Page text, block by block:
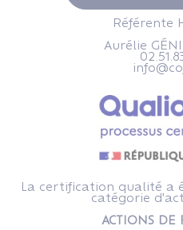
Référente
Aurélie
La certification qualité a
catégorie
ACTIONS DE